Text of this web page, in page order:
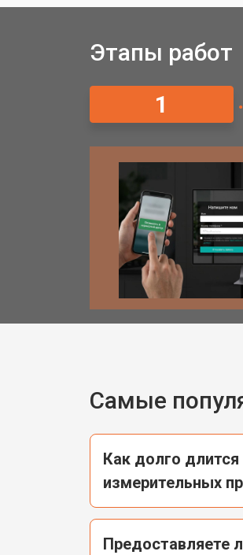
Этапы работ
1
Самые
Как долго
измерительных
Предоставляете